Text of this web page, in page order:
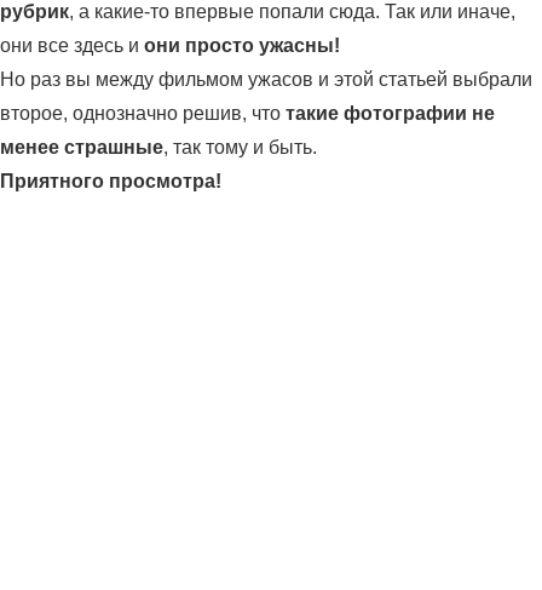
рубрик, а какие-то впервые попали сюда. Так или иначе,
они все здесь и они просто ужасны!
Но раз вы между фильмом ужасов и этой статьей выбрали
второе, однозначно решив, что такие фотографии не
менее страшные, так тому и быть.
Приятного просмотра!